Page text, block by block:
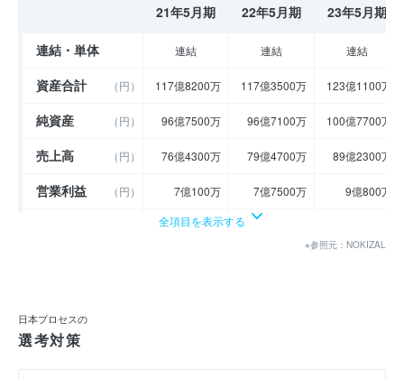
21年5月期 22年5月期 23年5月期
連結・単体 連結 連結 連結
資産合計 （円） 117億8200万 117億3500万 123億1100万
純資産 （円） 96億7500万 96億7100万 100億7700万
売上高 （円） 76億4300万 79億4700万 89億2300万
営業利益 （円） 7億100万 7億7500万 9億800万
8億300万
売上伸び率
営業利益率 （％） 9.17 9.75 10.18
全項目を表示する
※参照元：NOKIZAL
日本プロセスの
選考対策